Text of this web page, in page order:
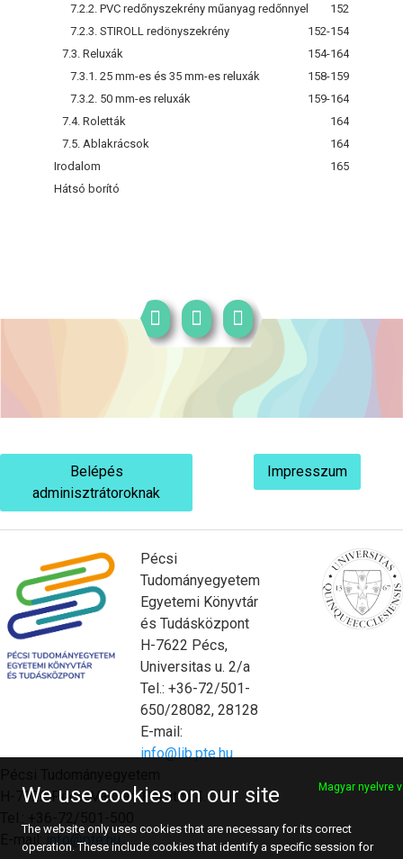
7.2.2. PVC redőnyszekrény műanyag redőnnyel
152
7.2.3. STIROLL redönyszekrény
152-154
7.3. Reluxák
154-164
7.3.1. 25 mm-es és 35 mm-es reluxák
158-159
7.3.2. 50 mm-es reluxák
159-164
7.4. Roletták
164
7.5. Ablakrácsok
164
Irodalom
165
Hátsó borító
Belépés
adminisztrátoroknak
Impresszum
Pécsi
Tudományegyetem
Egyetemi Könyvtár
és Tudásközpont
H-7622 Pécs,
Universitas u. 2/a
Tel.: +36-72/501-
650/28082, 28128
E-mail:
info@lib.pte.hu
H-7622 Pécs, Vasvári Pál utca 4.
info@pte.hu
We use cookies on our site Magyar nyelvre
The website only uses cookies that are necessary for its correct
operation. These include cookies that identify a specific session for